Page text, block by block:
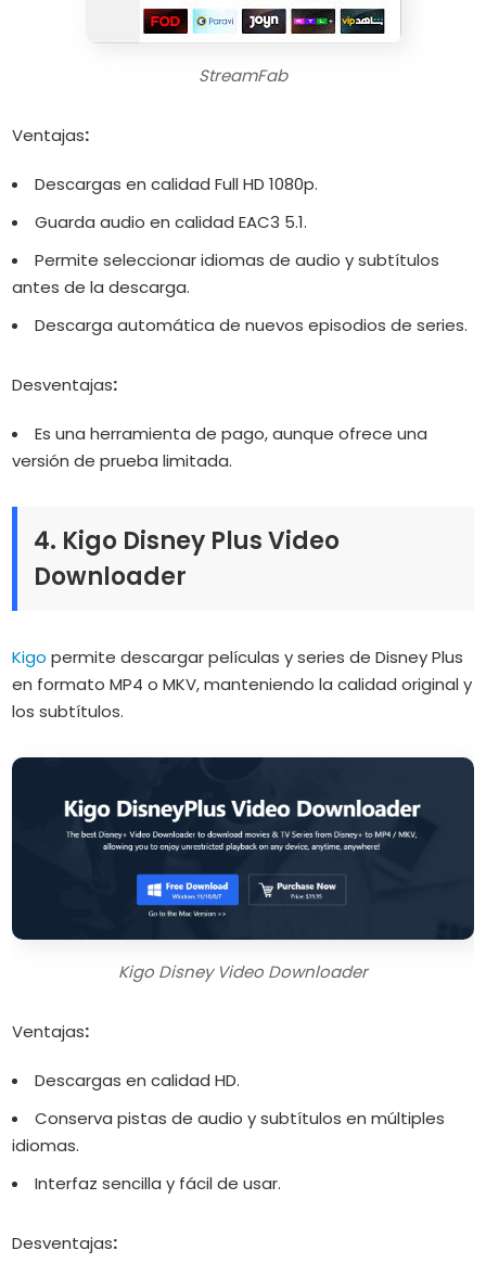
StreamFab
Ventajas:
Descargas en calidad Full HD 1080p.
Guarda audio en calidad EAC3 5.1.
Permite seleccionar idiomas de audio y subtítulos
antes de la descarga.
Descarga automática de nuevos episodios de series.
Desventajas:
Es una herramienta de pago, aunque ofrece una
versión de prueba limitada.
4. Kigo Disney Plus Video
Downloader
Kigo permite descargar películas y series de Disney Plus
en formato MP4 o MKV, manteniendo la calidad original y
los subtítulos.
Kigo Disney Video Downloader
Ventajas:
Descargas en calidad HD.
Conserva pistas de audio y subtítulos en múltiples
idiomas.
Interfaz sencilla y fácil de usar.
Desventajas: